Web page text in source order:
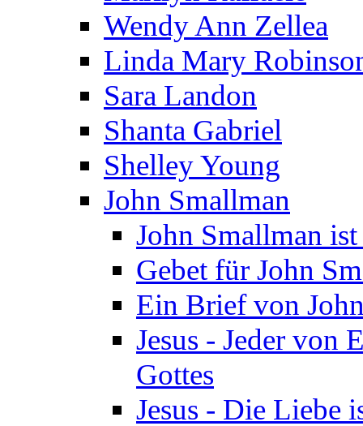
Wendy Ann Zellea
Linda Mary
Sara Landon
Shanta Gabriel
Shelley Young
John Smallman
John Smallman
Gebet für John
Ein Brief von
Jesus - Jeder von
Gottes
Jesus - Die Liebe